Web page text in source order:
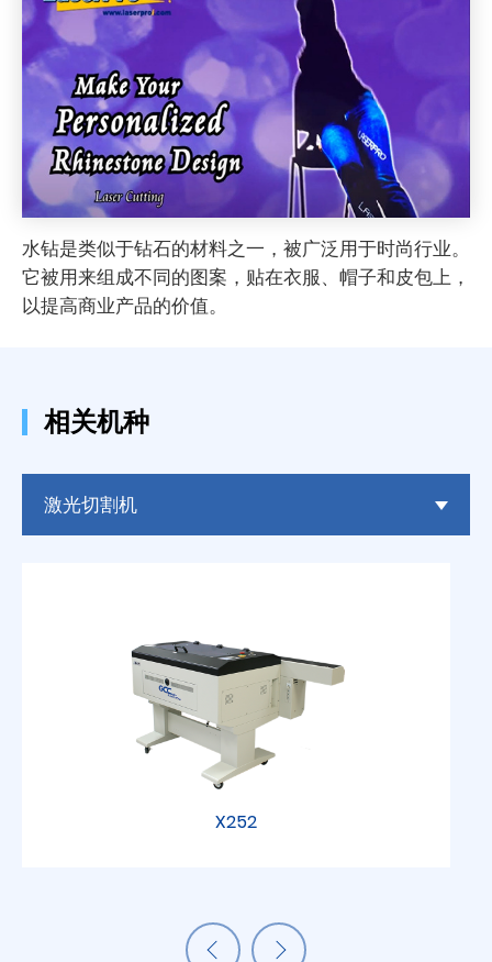
水钻是类似于钻石的材料之一，被广泛用于时尚行业。
它被用来组成不同的图案，贴在衣服、帽子和皮包上，
以提高商业产品的价值。
相关机种
激光切割机
X252